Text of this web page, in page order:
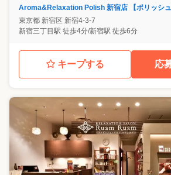
Aroma&Relaxation Polish 新宿店 【ポリッシュ
東京都 新宿区 新宿4-3-7
新宿三丁目駅 徒歩4分/新宿駅 徒歩6分
キープする 応